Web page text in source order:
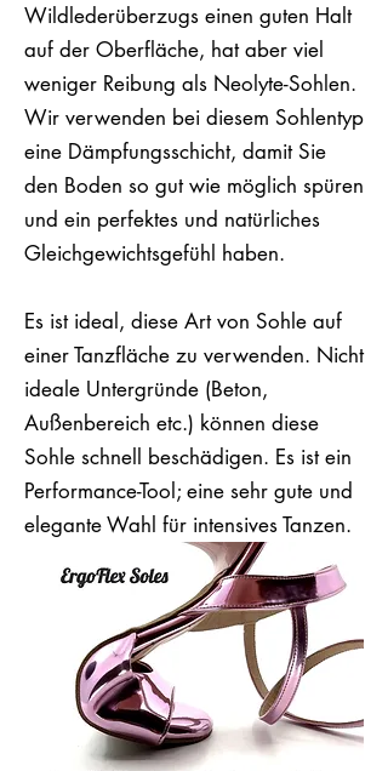
Wildlederüberzugs einen guten Halt
auf der Oberfläche, hat aber viel
weniger Reibung als Neolyte-Sohlen.
Wir verwenden bei diesem Sohlentyp
eine Dämpfungsschicht, damit Sie
den Boden so gut wie möglich spüren
und ein perfektes und natürliches
Gleichgewichtsgefühl haben.
Es ist ideal, diese Art von Sohle auf
einer Tanzfläche zu verwenden. Nicht
ideale Untergründe (Beton,
Außenbereich etc.) können diese
Sohle schnell beschädigen. Es ist ein
Performance-Tool; eine sehr gute und
elegante Wahl für intensives Tanzen.